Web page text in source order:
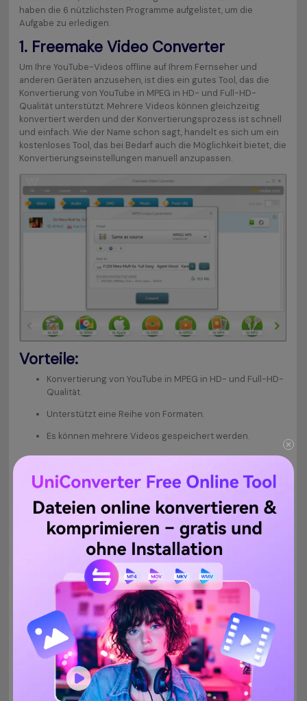
haben die 6 nützlichsten Programme aufgelistet, um die
Aufgabe zu erledigen.
1. Freemake Video Converter
Um Ihre YouTube-Videos offline auf Ihrem Fernseher und
anderen Geräten anzusehen, ist dies ein gutes Tool, das die
Konvertierung von YouTube in MPEG in HD- und Full-HD-
Qualität unterstützt. Mehrere Videos können gleichzeitig
konvertiert werden und der Konvertierungsprozess ist schnell
und einfach. Wie der Name schon sagt, handelt es sich um ein
kostenloses Tool, das bei Bedarf auch die Möglichkeit bietet, die
Konvertierungseinstellungen manuell anzupassen.
Vorteile:
Konvertierung von YouTube in MPEG in HD- und Full-HD-
Qualität.
Unterstützt eine Reihe von Formaten.
Es können mehrere Videos gespeichert werden.
Software wird schon lange nicht mehr aktualisiert.
Das Programm fordert zur Installation weiterer Software
auf.
YTD Free MPEG Converter
Dies ist eine kostenlose Software, die keine Anmeldung
erfordert und die Umwandlung von YouTube-Videos in MPEG
auf problemlose Art und Weise ermöglicht. Sie müssen lediglich
die YouTube-URL kopieren und in das Converterprogramm
einfügen, damit es die Konvertierung vornimmt, und nachdem
der Prozess abgeschlossen ist, können Sie es auf Ihrem lokalen
System speichern.